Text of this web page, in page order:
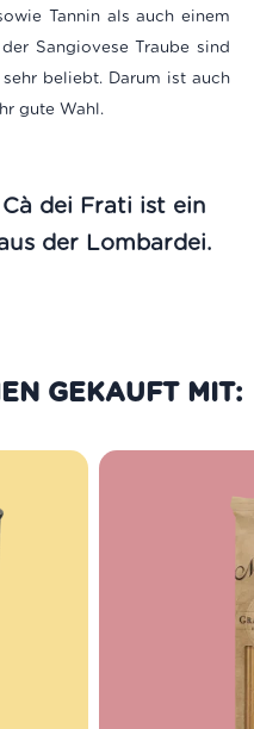
Tannin als auch einem
Sangiovese Traube sind
beliebt. Darum ist auch
gute Wahl.
dei Frati ist ein
der Lombardei.
GEKAUFT MIT: